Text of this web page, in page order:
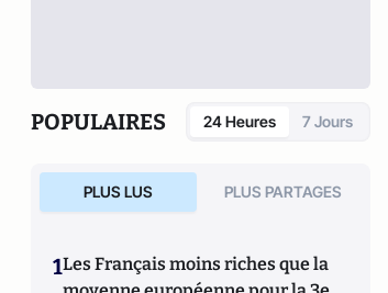
POPULAIRES 24 Heures 7 Jours
PLUS LUS PLUS PARTAGES
1Les Français moins riches que la